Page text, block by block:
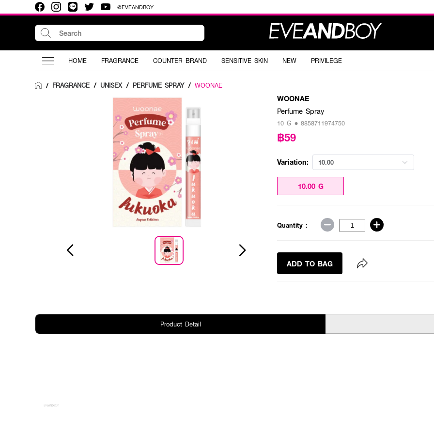
@EVEANDBOY
HOME FRAGRANCE COUNTER BRAND SENSITIVE SKIN NEW PRIVILEGE
/ FRAGRANCE / UNISEX / PERFUME SPRAY / WOONAE
WOONAE
Perfume Spray
10 G • 8858711974750
฿59
Variation: 10.00
10.00 G
Quantity :
ADD TO BAG
Product Detail